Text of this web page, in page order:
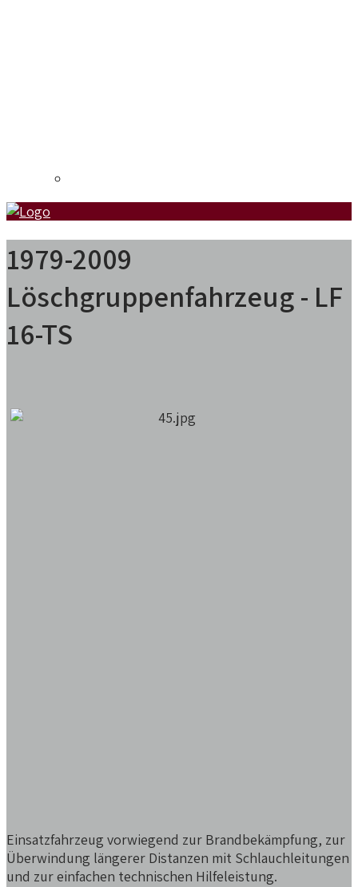
1979-2009
Löschgruppenfahrzeug - LF
16-TS
Einsatzfahrzeug vorwiegend zur Brandbekämpfung, zur
Überwindung längerer Distanzen mit Schlauchleitungen
und zur einfachen technischen Hilfeleistung.